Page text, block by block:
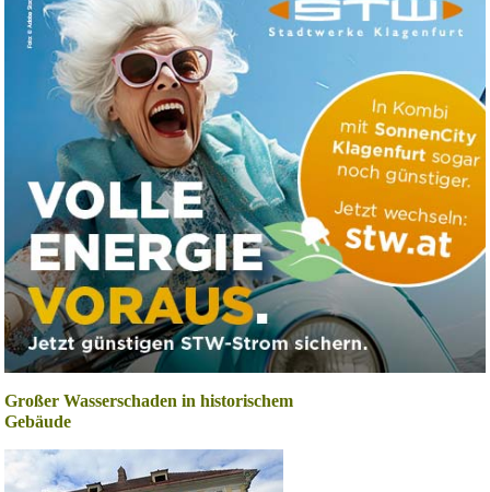
Großer Wasserschaden in historischem
Gebäude